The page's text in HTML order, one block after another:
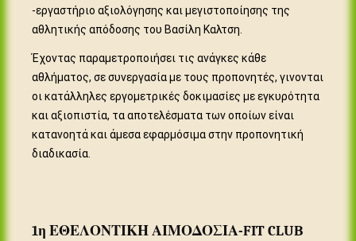
-εργαστήριο αξιολόγησης και μεγιστοποίησης της
αθλητικής απόδοσης του Βασίλη Καλτση.
Έχοντας παραμετροποιήσει τις ανάγκες κάθε
αθλήματος, σε συνεργασία με τους προπονητές, γινονται
οι κατάλληλες εργομετρικές δοκιμασίες με εγκυρότητα
και αξιοπιστία, τα αποτελέσματα των οποίων είναι
κατανοητά και άμεσα εφαρμόσιμα στην προπονητική
διαδικασία.
1η ΕΘΕΛΟΝΤΙΚΗ ΑΙΜΟΔΟΣΙΑ-FIT CLUB